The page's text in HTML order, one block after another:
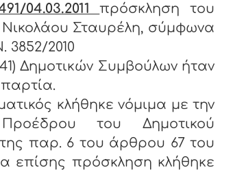
04.03.2011πρόσκληση του
Σταυρέλη, σύμφωνα
3852/2010
Δημοτικών Συμβούλων ήταν
κλήθηκε νόμιμα με την
του Δημοτικού
παρ. 6 του άρθρου 67 του
επίσης πρόσκληση κλήθηκε